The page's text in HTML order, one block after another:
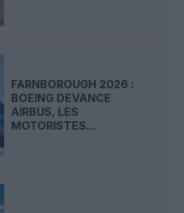
FARNBOROUGH 2026 :
BOEING DEVANCE
AIRBUS, LES
MOTORISTES...